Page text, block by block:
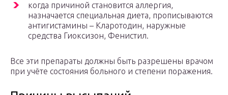
когда причиной становится аллергия,
назначается специальная диета, прописываются
антигистамины – Кларотодин, наружные
средства Гиоксизон, Фенистил.
Все эти препараты должны быть разрешены врачом
при учёте состояния больного и степени поражения.